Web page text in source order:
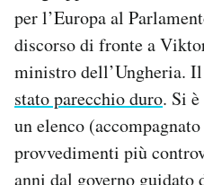
PODCAST
NEWSLETTER
I MIEI PREFERITI
per l’Europa al
discorso di fronte a
ministro dell’Ungheria.
stato parecchio duro. Si
un elenco
provvedimenti più
anni dal governo guidato